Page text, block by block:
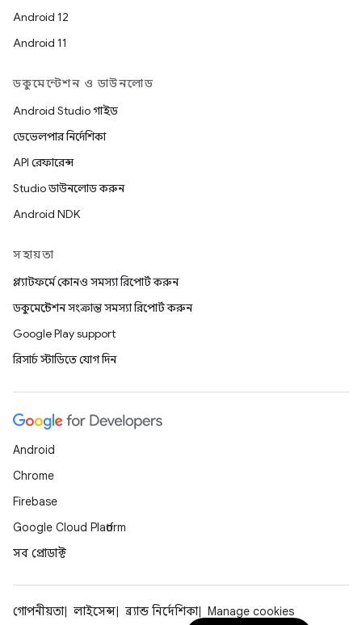
Android 12
Android 11
ডকুমেন্টেশন ও ডাউনলোড
Android Studio গাইড
ডেভেলপার নির্দেশিকা
API রেফারেন্স
Studio ডাউনলোড করুন
Android NDK
সহায়তা
প্ল্যাটফর্মে কোনও সমস্যা রিপোর্ট করুন
ডকুমেন্টেশন সংক্রান্ত সমস্যা রিপোর্ট করুন
Google Play support
রিসার্চ স্টাডিতে যোগ দিন
Android
Chrome
Firebase
Google Cloud Platform
সব প্রোডাক্ট
গোপনীয়তা লাইসেন্স ব্র্যান্ড নির্দেশিকা Manage cookies